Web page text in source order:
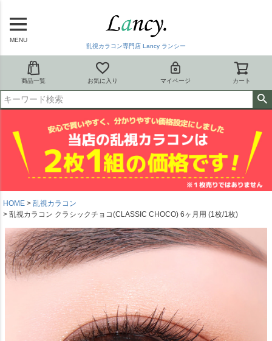
MENU
乱視カラコン専門店 Lancy ランシー
商品一覧 お気に入り マイページ カート
HOME
乱視カラコン
乱視カラコン クラシックチョコ(CLASSIC CHOCO) 6ヶ月用 (1枚/1枚)